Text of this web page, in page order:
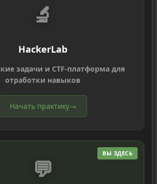
🔬
HackerLab
задачи и CTF-платформа для
отработки навыков
Начать практику→
ВЫ ЗДЕСЬ
💬